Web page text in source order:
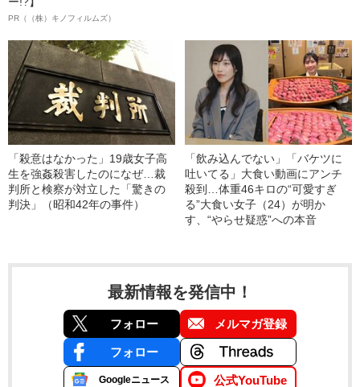
PR（（株）キノフィルムズ）
「殺意はなかった」19歳女子高
生を強姦殺害したのになぜ…裁
判所と検察が対立した「驚きの
判決」（昭和42年の事件）
「飲み込んでない」「バケツに
吐いてる」大食い動画にアンチ
殺到…体重46キロの“可愛すぎ
る”大食い女子（24）が明か
す、“やらせ疑惑”への本音
最新情報を発信中！
フォロー メルマガ登録
フォロー
Googleニュース 公式YouTube